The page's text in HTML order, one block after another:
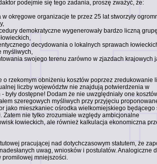
podejmie się tego zadania, proszę zważyć, że:
w okręgowe organizacje te przez 25 lat stworzyły
demokratyczne wygenerowały bardzo liczną grupę
decydowania o lokalnych sprawach
myśliwych,
swojego terenu zarówno w zjazdach krajowych
o rzekomym obniżeniu kosztów poprzez zredukowanie
liczby województw nie znajdują potwierdzenia w
były dostępne! Dodam że nie uwzględniały one
szeregowych myśliwych przy przyjęciu
jako mieszkaniec ośrodka wielkomiejskiego będącego
Zatem nie tylko zrozumiałe względy ambicjonalne
łowieckich, ale również kalkulacja ekonomiczna
pracującej nad dotychczasowym statutem, że
uwag, wniosków i postulatów. Analogiczne
promilowej mniejszości.